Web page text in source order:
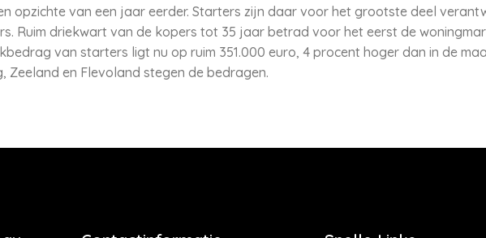
opzichte van een jaar eerder. Starters zijn daar voor het grootste deel
Ruim driekwart van de kopers tot 35 jaar betrad voor het eerst de
van starters ligt nu op ruim 351.000 euro, 4 procent hoger dan in de
Zeeland en Flevoland stegen de bedragen.